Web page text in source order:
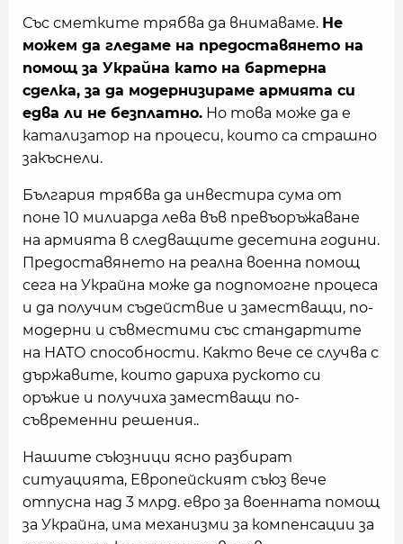
Със сметките трябва да внимаваме. Не
можем да гледаме на предоставянето на
помощ за Украйна като на бартерна
сделка, за да модернизираме армията си
едва ли не безплатно. Но това може да е
катализатор на процеси, които са страшно
закъснели.
България трябва да инвестира сума от
поне 10 милиарда лева във превъоръжаване
на армията в следващите десетина години.
Предоставянето на реална военна помощ
сега на Украйна може да подпомогне процеса
и да получим съдействие и заместващи, по-
модерни и съвместими със стандартите
на НАТО способности. Както вече се случва с
държавите, които дариха руското си
оръжие и получиха заместващи по-
съвременни решения..
Нашите съюзници ясно разбират
ситуацията, Европейският съюз вече
отпусна над 3 млрд. евро за военната помощ
за Украйна, има механизми за компенсации за